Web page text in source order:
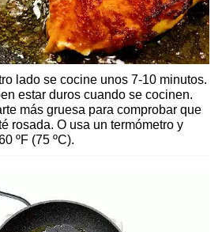
lado se cocine unos 7-10 minutos.
estar duros cuando se cocinen.
más gruesa para comprobar que
rosada. O usa un termómetro y
ºF (75 ºC).